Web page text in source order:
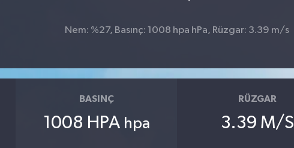
Nem: %27, Basınç: 1008 hpa hPa, Rüzgar: 3.39 m/s
BASINÇ
1008 HPA hpa
RÜZGAR
3.39 M/S